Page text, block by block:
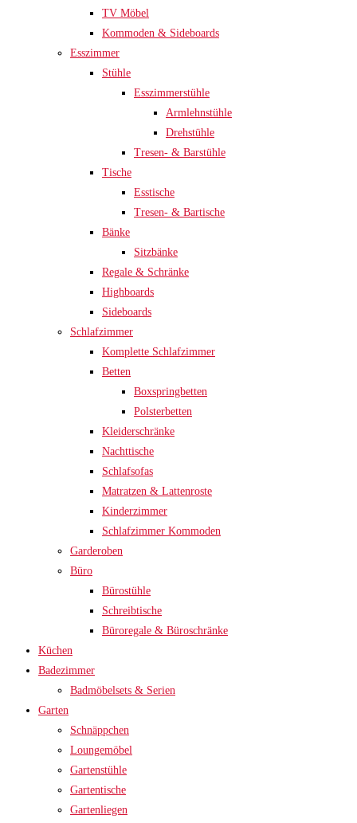
TV Möbel
Kommoden & Sideboards
Esszimmer
Stühle
Esszimmerstühle
Armlehnstühle
Drehstühle
Tresen- & Barstühle
Tische
Esstische
Tresen- & Bartische
Bänke
Sitzbänke
Regale & Schränke
Highboards
Sideboards
Schlafzimmer
Komplette Schlafzimmer
Betten
Boxspringbetten
Polsterbetten
Kleiderschränke
Nachttische
Schlafsofas
Matratzen & Lattenroste
Kinderzimmer
Schlafzimmer Kommoden
Garderoben
Büro
Bürostühle
Schreibtische
Büroregale & Büroschränke
Küchen
Badezimmer
Badmöbelsets & Serien
Garten
Schnäppchen
Loungemöbel
Gartenstühle
Gartentische
Gartenliegen